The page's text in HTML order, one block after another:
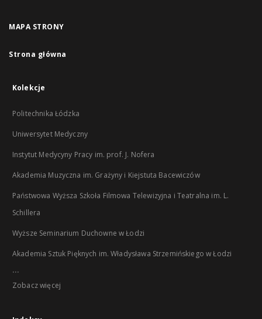
MAPA STRONY
Strona główna
Kolekcje
Politechnika Łódzka
Uniwersytet Medyczny
Instytut Medycyny Pracy im. prof. J. Nofera
Akademia Muzyczna im. Grażyny i Kiejstuta Bacewiczów
Państwowa Wyższa Szkoła Filmowa Telewizyjna i Teatralna im. L.
Schillera
Wyższe Seminarium Duchowne w Łodzi
Akademia Sztuk Pięknych im. Władysława Strzemińskiego w Łodzi
...
Zobacz więcej